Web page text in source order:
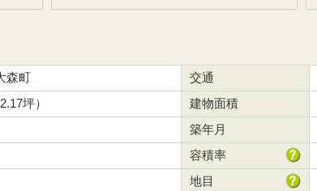
森町
交通
坪）
建物面積
築年月
容積率
地目